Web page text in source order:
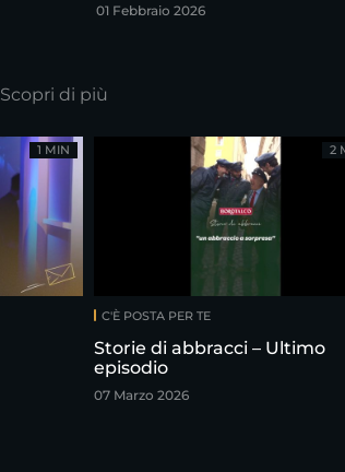
01 Febbraio 2026
Scopri di più
1 MIN
C'È POSTA PER TE
Storie di abbracci – Ultimo
episodio
07 Marzo 2026
2